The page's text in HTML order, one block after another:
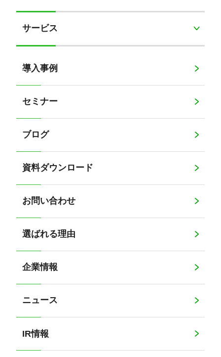
サービス
導入事例
セミナー
ブログ
資料ダウンロード
お問い合わせ
選ばれる理由
企業情報
ニュース
IR情報